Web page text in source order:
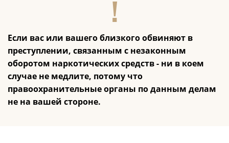
Если вас или вашего близкого обвиняют в
преступлении, связанным с незаконным
оборотом наркотических средств - ни в коем
случае не медлите, потому что
правоохранительные органы по данным делам
не на вашей стороне.